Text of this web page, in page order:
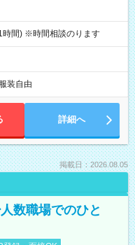
間) ※時間相談のります
服装自由
詳細へ
掲載日：2026.08.05
数職場でのひと